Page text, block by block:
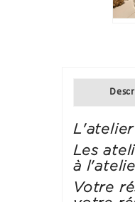
Les
à
Votre